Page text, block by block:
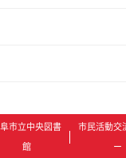
市立中央図書
館
市民活動交
ー